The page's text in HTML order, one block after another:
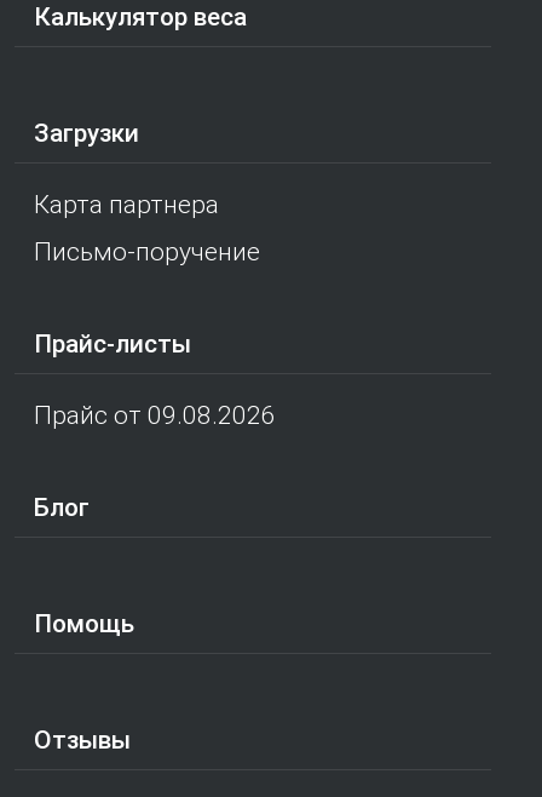
Калькулятор веса
Загрузки
Карта партнера
Письмо-поручение
Прайс-листы
Прайс от 09.08.2026
Блог
Помощь
Отзывы